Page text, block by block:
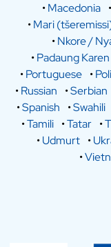
•Macedonia •
•Mari
•Nkore /
•Padaung
•Portuguese •
•Russian •Serbian
•Spanish •Swahili
•Tamili •Tatar •
•Udmurt •
•